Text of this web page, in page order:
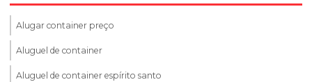
Alugar container preço
Aluguel de container
Aluguel de container espírito santo